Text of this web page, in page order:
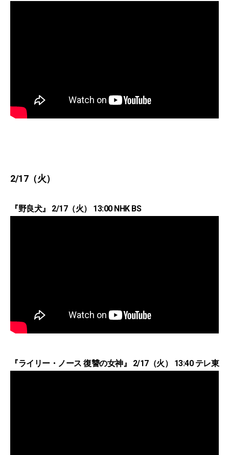
2/17（火）
『野良犬』 2/17（火） 13:00 NHK BS
『ライリー・ノース 復讐の女神』 2/17（火） 13:40 テレ東